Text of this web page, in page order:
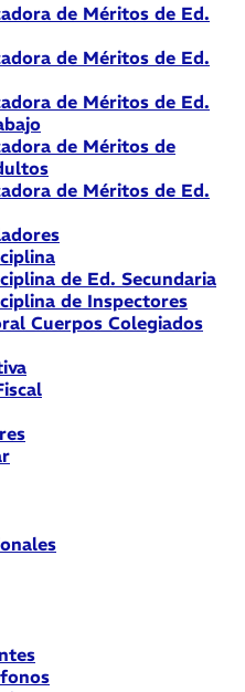
de Méritos de Ed.
de Méritos de Ed.
de Méritos de Ed.
de Méritos de
de Méritos de Ed.
de Ed. Secundaria
de Inspectores
Cuerpos Colegiados